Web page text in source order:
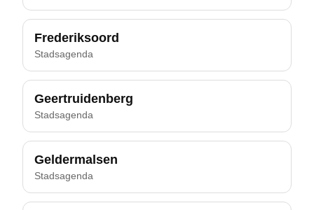
Frederiksoord
Stadsagenda
Geertruidenberg
Stadsagenda
Geldermalsen
Stadsagenda